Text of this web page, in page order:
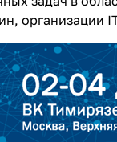
организации